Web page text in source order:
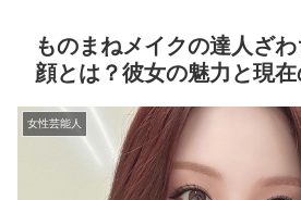
ものまねメイクの達人ざ
顔とは？彼女の魅力と現
女性芸能人